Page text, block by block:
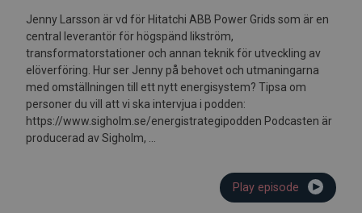
Jenny Larsson är vd för Hitatchi ABB Power Grids som är en
central leverantör för högspänd likström,
transformatorstationer och annan teknik för utveckling av
elöverföring. Hur ser Jenny på behovet och utmaningarna
med omställningen till ett nytt energisystem? Tipsa om
personer du vill att vi ska intervjua i podden:
https://www.sigholm.se/energistrategipodden Podcasten är
producerad av Sigholm, ...
Play episode